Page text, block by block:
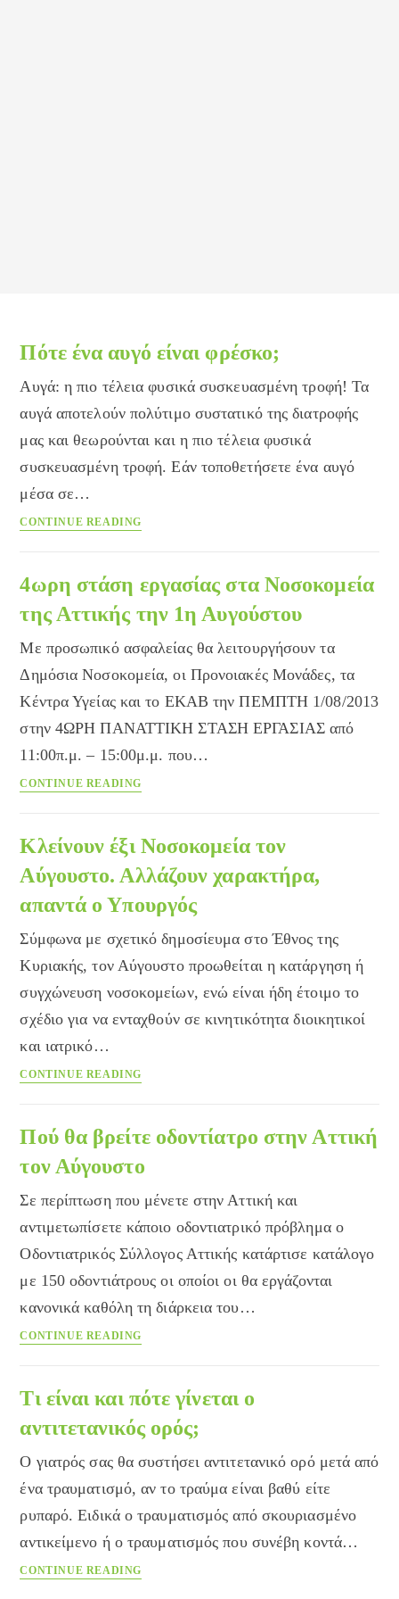
Πότε ένα αυγό είναι φρέσκο;
Αυγά: η πιο τέλεια φυσικά συσκευασμένη τροφή! Τα
αυγά αποτελούν πολύτιμο συστατικό της διατροφής
μας και θεωρούνται και η πιο τέλεια φυσικά
συσκευασμένη τροφή. Εάν τοποθετήσετε ένα αυγό
μέσα σε…
CONTINUE READING
φρέσκο;
4ωρη στάση εργασίας στα Νοσοκομεία
της Αττικής την 1η Αυγούστου
Με προσωπικό ασφαλείας θα λειτουργήσουν τα
Δημόσια Νοσοκομεία, οι Προνοιακές Μονάδες, τα
Κέντρα Υγείας και το ΕΚΑΒ την ΠΕΜΠΤΗ 1/08/2013
στην 4ΩΡΗ ΠΑΝΑΤΤΙΚΗ ΣΤΑΣΗ ΕΡΓΑΣΙΑΣ από
11:00π.μ. – 15:00μ.μ. που…
CONTINUE READING
στα
της
Αττικής
1η
Αυγούστου
Κλείνουν έξι Νοσοκομεία τον
Αύγουστο. Αλλάζουν χαρακτήρα,
απαντά ο Υπουργός
Σύμφωνα με σχετικό δημοσίευμα στο Έθνος της
Κυριακής, τον Αύγουστο προωθείται η κατάργηση ή
συγχώνευση νοσοκομείων, ενώ είναι ήδη έτοιμο το
σχέδιο για να ενταχθούν σε κινητικότητα διοικητικοί
και ιατρικό…
CONTINUE READING
Αλλάζουν
χαρακτήρα,
απαντά
ο
Υπουργός
Πού θα βρείτε οδοντίατρο στην Αττική
τον Αύγουστο
Σε περίπτωση που μένετε στην Αττική και
αντιμετωπίσετε κάποιο οδοντιατρικό πρόβλημα ο
Οδοντιατρικός Σύλλογος Αττικής κατάρτισε κατάλογο
με 150 οδοντιάτρους οι οποίοι οι θα εργάζονται
κανονικά καθόλη τη διάρκεια του…
CONTINUE READING
οδοντίατρο
Αττική
Αύγουστο
Τι είναι και πότε γίνεται ο
αντιτετανικός ορός;
Ο γιατρός σας θα συστήσει αντιτετανικό ορό μετά από
ένα τραυματισμό, αν το τραύμα είναι βαθύ είτε
ρυπαρό. Ειδικά ο τραυματισμός από σκουριασμένο
αντικείμενο ή ο τραυματισμός που συνέβη κοντά…
CONTINUE READING